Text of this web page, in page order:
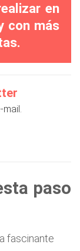
en
con más
paso
fascinante